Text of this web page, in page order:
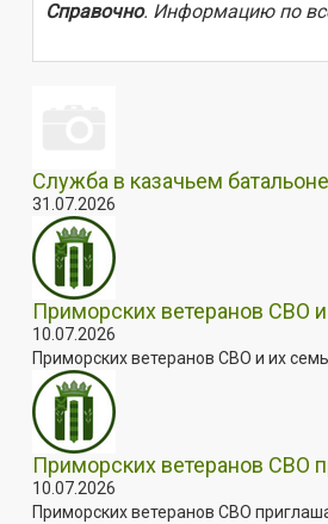
Справочно. Информацию по
Служба в казачьем
31.07.2026
Приморских ветеранов СВО
10.07.2026
Приморских ветеранов СВО и их
Приморских ветеранов СВО
10.07.2026
Приморских ветеранов СВО